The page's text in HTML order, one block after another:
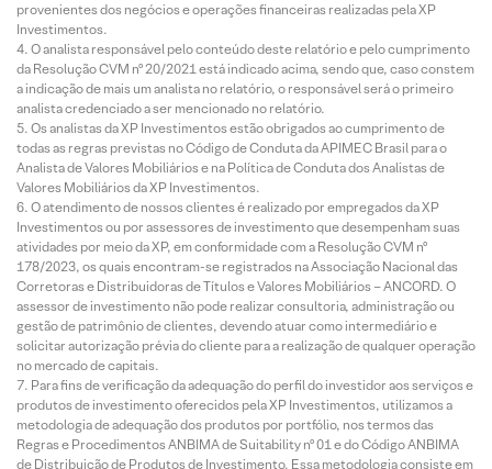
provenientes dos negócios e operações financeiras realizadas pela XP
Investimentos.
O analista responsável pelo conteúdo deste relatório e pelo cumprimento
da Resolução CVM nº 20/2021 está indicado acima, sendo que, caso constem
a indicação de mais um analista no relatório, o responsável será o primeiro
analista credenciado a ser mencionado no relatório.
Os analistas da XP Investimentos estão obrigados ao cumprimento de
todas as regras previstas no Código de Conduta da APIMEC Brasil para o
Analista de Valores Mobiliários e na Política de Conduta dos Analistas de
Valores Mobiliários da XP Investimentos.
O atendimento de nossos clientes é realizado por empregados da XP
Investimentos ou por assessores de investimento que desempenham suas
atividades por meio da XP, em conformidade com a Resolução CVM nº
178/2023, os quais encontram-se registrados na Associação Nacional das
Corretoras e Distribuidoras de Títulos e Valores Mobiliários – ANCORD. O
assessor de investimento não pode realizar consultoria, administração ou
gestão de patrimônio de clientes, devendo atuar como intermediário e
solicitar autorização prévia do cliente para a realização de qualquer operação
no mercado de capitais.
Para fins de verificação da adequação do perfil do investidor aos serviços e
produtos de investimento oferecidos pela XP Investimentos, utilizamos a
metodologia de adequação dos produtos por portfólio, nos termos das
Regras e Procedimentos ANBIMA de Suitability nº 01 e do Código ANBIMA
de Distribuição de Produtos de Investimento. Essa metodologia consiste em